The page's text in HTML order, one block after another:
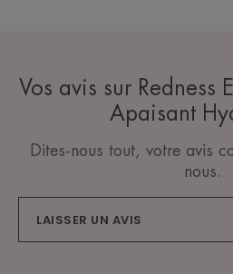
Vos avis sur Redness
Apaisant
Dites-nous tout, votre avis
nous.
LAISSER UN AVIS